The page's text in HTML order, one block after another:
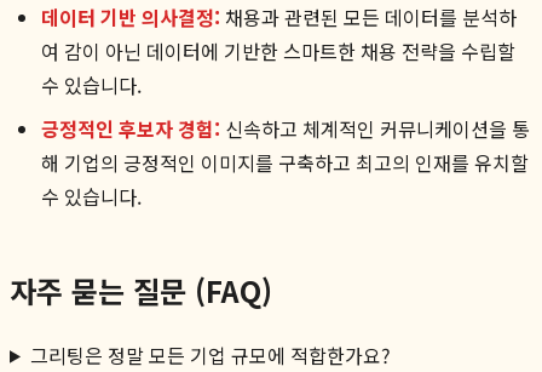
데이터 기반 의사결정: 채용과 관련된 모든 데이터를 분석하
여 감이 아닌 데이터에 기반한 스마트한 채용 전략을 수립할
수 있습니다.
긍정적인 후보자 경험: 신속하고 체계적인 커뮤니케이션을 통
해 기업의 긍정적인 이미지를 구축하고 최고의 인재를 유치할
수 있습니다.
자주 묻는 질문 (FAQ)
그리팅은 정말 모든 기업 규모에 적합한가요?